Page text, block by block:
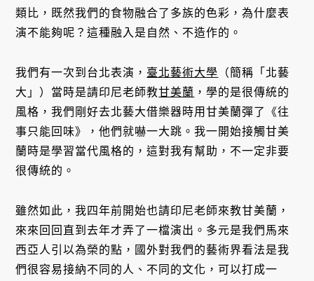
類比，既然我們的食物融合了多族的色彩，為什麼表
演不能夠呢？這種融入是自然、不造作的。
我們有一次到台北表演， 臺北藝術大學 （簡稱「北藝
大」）當時是請印尼老師教甘美蘭 ，學的是很傳統的
風格，我們剛好去北藝大借樂器時用甘美蘭彈了《往
事只能回味》，他們就嚇一大跳。我一開始接觸甘美
蘭時是學習當代風格的，這對我有幫助，不一定非要
很傳統的。
雖然如此，我四年前開始也請印尼老師來教甘美蘭，
來來回回直到去年才弄了一檔演出。多元是我們馬來
西亞人引以為榮的點，國外對我們的藝術界看法是我
們很容易接納不同的人、不同的文化，可以打成一